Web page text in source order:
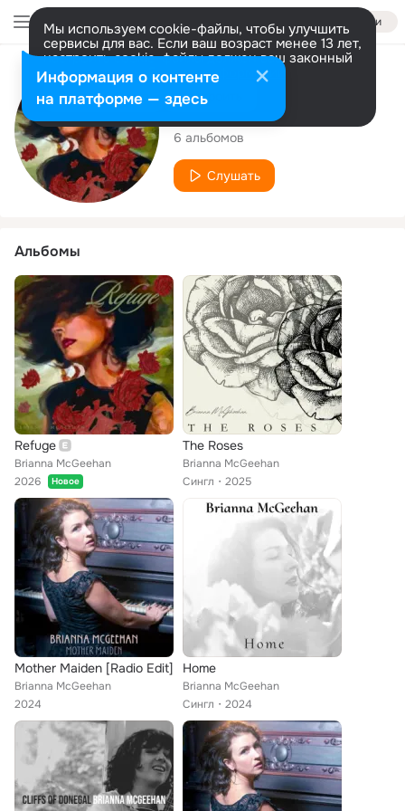
Войти
Мы используем cookie-файлы, чтобы улучшить
сервисы для вас. Если ваш возраст менее 13 лет,
настроить cookie-файлы должен ваш законный
представитель. Больше информации
Разрешить все Настроить
Исполнитель
Brianna McGeehan
6 альбомов
Слушать
Альбомы
Refuge
Brianna McGeehan
2026
Новое
The Roses
Brianna McGeehan
Сингл
2025
Mother Maiden [Radio Edit]
Brianna McGeehan
2024
Home
Brianna McGeehan
Сингл
2024
Информация о контенте
на платформе — здесь